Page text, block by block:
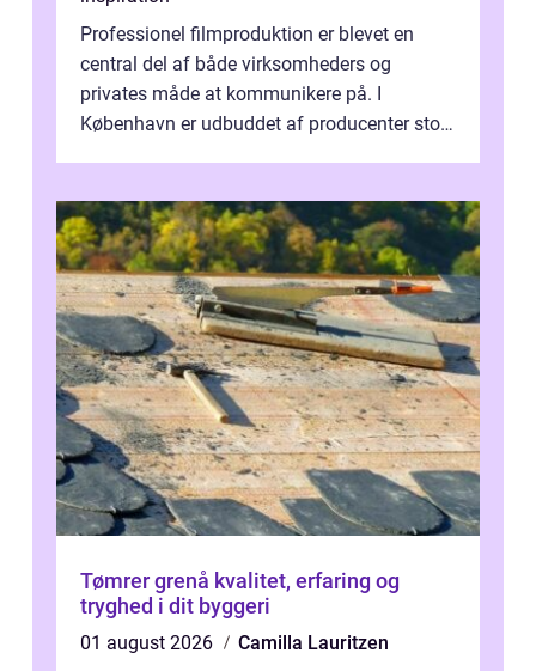
Professionel filmproduktion er blevet en
central del af både virksomheders og
privates måde at kommunikere på. I
København er udbuddet af producenter stort,
Tømrer grenå kvalitet, erfaring og
tryghed i dit byggeri
01 august 2026
Camilla Lauritzen